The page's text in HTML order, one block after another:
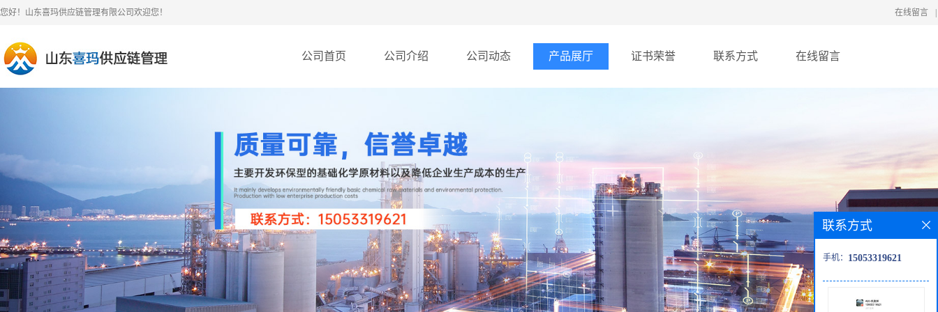
您好！山东喜玛供应链管理有限公司欢迎您！ 在线留言
公司首页 公司介绍 公司动态 产品展厅 证书荣誉 联系方式 在线留言
联系方式
手机： 15053319621